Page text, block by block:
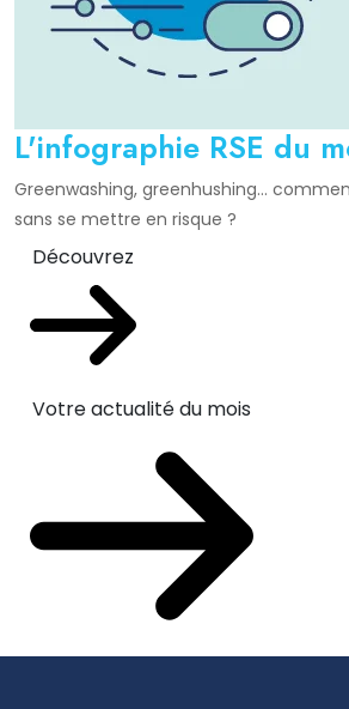
L'infographie RSE du
Greenwashing, greenhushing…
sans se mettre en risque ?
Découvrez
Votre actualité du mois